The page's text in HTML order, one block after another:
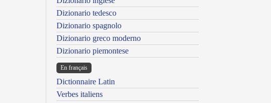
Dizionario tedesco
Dizionario spagnolo
Dizionario greco moderno
Dizionario piemontese
En français
Dictionnaire Latin
Verbes italiens